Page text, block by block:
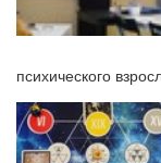
психического